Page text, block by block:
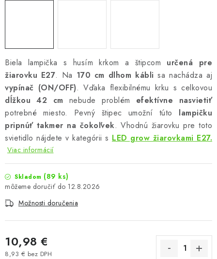
Biela lampička s husím krkom a štipcom určená pre
žiarovku E27. Na 170 cm dlhom káblisa nachádza aj
vypínač (ON/OFF). Vďaka flexibilnému krku s celkovou
dĺžkou 42 cm nebude problém efektívne nasvietiť
potrebné miesto. Pevný štipec umožní túto lampičku
pripnúť takmer na čokoľvek. Vhodnú žiarovku pre toto
svietidlo nájdete v kategórii s LED grow žiarovkami E27.
Viac informácií
Skladom (89 ks)
12.8.2026
Možnosti doručenia
10,98 €
8,93 € bez DPH